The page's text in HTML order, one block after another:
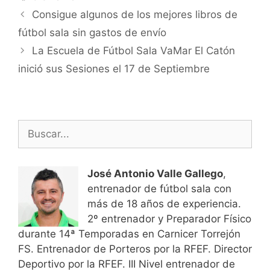
Navegación
de
Consigue algunos de los mejores libros de
fútbol sala sin gastos de envío
La Escuela de Fútbol Sala VaMar El Catón
inició sus Sesiones el 17 de Septiembre
Buscar:
José Antonio Valle Gallego,
entrenador de fútbol sala con
más de 18 años de experiencia.
2º entrenador y Preparador Físico
durante 14ª Temporadas en Carnicer Torrejón
FS. Entrenador de Porteros por la RFEF. Director
Deportivo por la RFEF. III Nivel entrenador de